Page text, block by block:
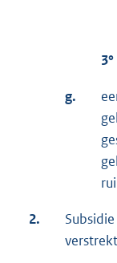
3°
g.
2.